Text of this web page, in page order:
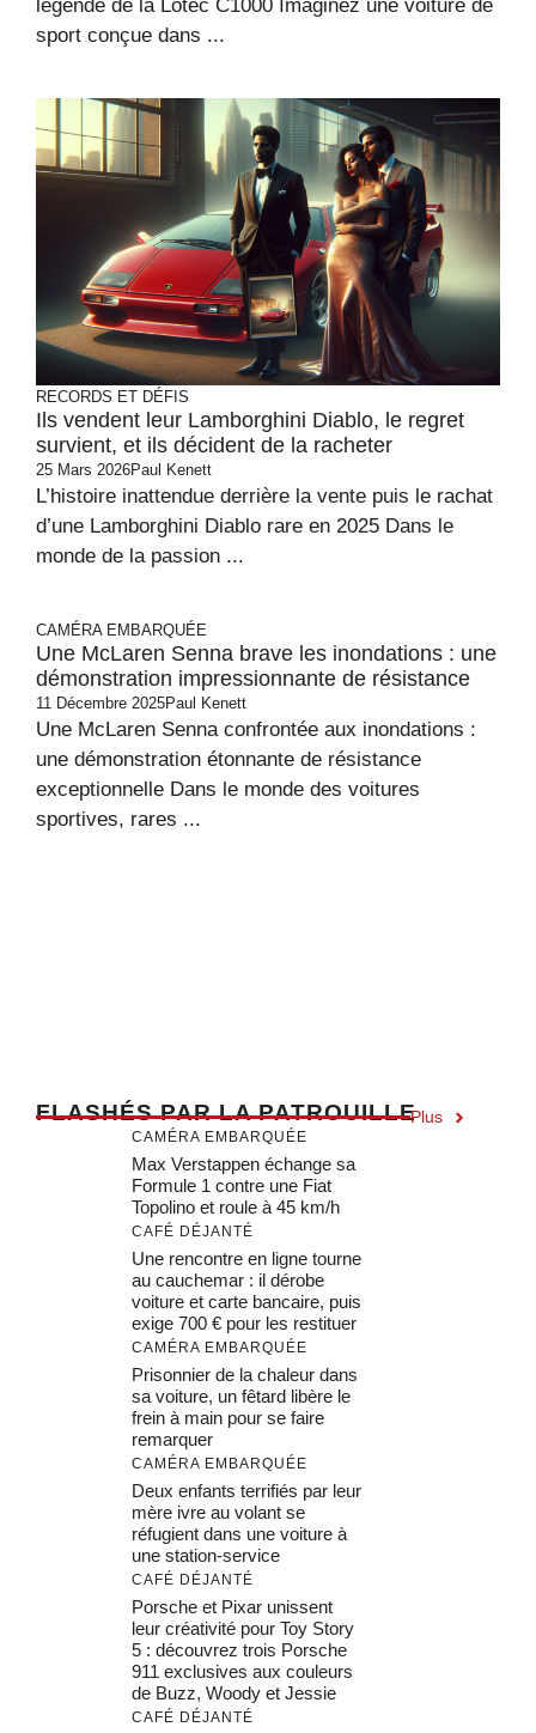
légende de la Lotec C1000 Imaginez une voiture de
sport conçue dans ...
RECORDS ET DÉFIS
Ils vendent leur Lamborghini Diablo, le regret
survient, et ils décident de la racheter
25 Mars 2026Paul Kenett
L’histoire inattendue derrière la vente puis le rachat
d’une Lamborghini Diablo rare en 2025 Dans le
monde de la passion ...
CAMÉRA EMBARQUÉE
Une McLaren Senna brave les inondations : une
démonstration impressionnante de résistance
11 Décembre 2025Paul Kenett
Une McLaren Senna confrontée aux inondations :
une démonstration étonnante de résistance
exceptionnelle Dans le monde des voitures
sportives, rares ...
FLASHÉS PAR LA PATROUILLEPlus
CAMÉRA EMBARQUÉE
Max Verstappen échange sa
Formule 1 contre une Fiat
Topolino et roule à 45 km/h
CAFÉ DÉJANTÉ
Une rencontre en ligne tourne
au cauchemar : il dérobe
voiture et carte bancaire, puis
exige 700 € pour les restituer
CAMÉRA EMBARQUÉE
Prisonnier de la chaleur dans
sa voiture, un fêtard libère le
frein à main pour se faire
remarquer
CAMÉRA EMBARQUÉE
Deux enfants terrifiés par leur
mère ivre au volant se
réfugient dans une voiture à
une station-service
CAFÉ DÉJANTÉ
Porsche et Pixar unissent
leur créativité pour Toy Story
5 : découvrez trois Porsche
911 exclusives aux couleurs
de Buzz, Woody et Jessie
CAFÉ DÉJANTÉ